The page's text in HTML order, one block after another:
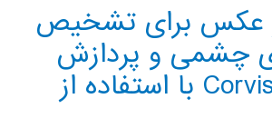
عکس برای تشخیص
چشمی و پردازش
عکس Corvis ST با استفاده از